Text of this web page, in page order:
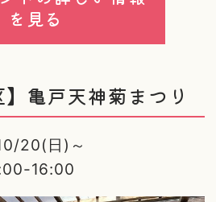
を見る
】亀戸天神菊まつり
20(日)～
16:00